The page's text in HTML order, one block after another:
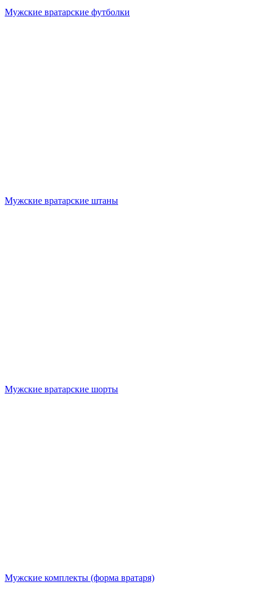
Мужские вратарские футболки
Мужские вратарские штаны
Мужские вратарские шорты
Мужские комплекты (форма вратаря)